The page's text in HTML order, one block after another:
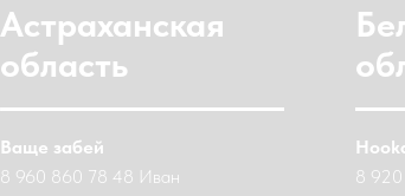
Астраханская
область
Ваще забей
8 960 860 78 48 Иван
8